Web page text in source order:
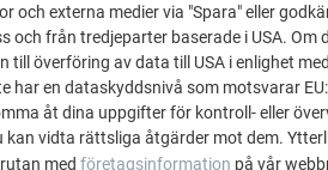
och externa medier via "Spara" eller
och från tredjeparter baserade i USA. Om
till överföring av data till USA i enlighet
har en dataskyddsnivå som motsvarar
åt dina uppgifter för kontroll- eller
kan vidta rättsliga åtgärder mot dem.
med företagsinformation på vår